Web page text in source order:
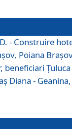
- Construire
Poiana
beneficiari
Diana - Geanina,